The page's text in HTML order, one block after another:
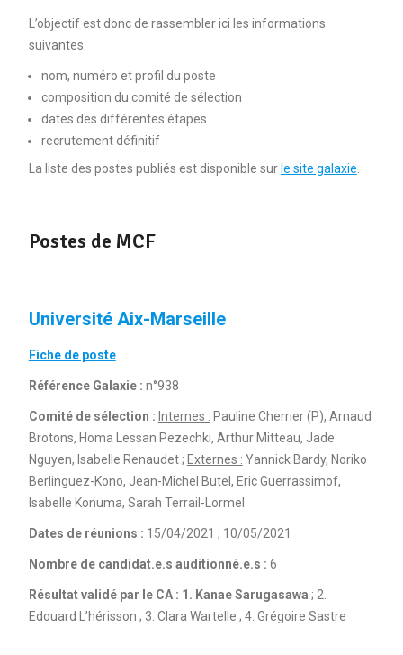
L’objectif est donc de rassembler ici les informations
suivantes:
nom, numéro et profil du poste
composition du comité de sélection
dates des différentes étapes
recrutement définitif
La liste des postes publiés est disponible sur le site galaxie
Postes de MCF
Université Aix-Marseille
Fiche de poste
Référence Galaxie : n°938
Comité de sélection : Internes : Pauline Cherrier (P), Arnaud
Brotons, Homa Lessan Pezechki, Arthur Mitteau, Jade
Nguyen, Isabelle Renaudet ; Externes : Yannick Bardy, Noriko
Berlinguez-Kono, Jean-Michel Butel, Eric Guerrassimof,
Isabelle Konuma, Sarah Terrail-Lormel
Dates de réunions : 15/04/2021 ; 10/05/2021
Nombre de candidat.e.s auditionné.e.s : 6
Résultat validé par le CA : 1. Kanae Sarugasawa ; 2.
Edouard L’hérisson ; 3. Clara Wartelle ; 4. Grégoire Sastre